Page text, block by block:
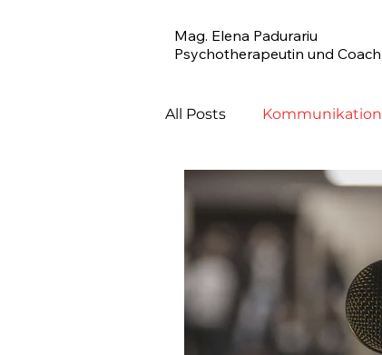
Mag. Elena Padurariu
Psychotherapeutin und Coach
All Posts Kommunikation
Wohlbefinden